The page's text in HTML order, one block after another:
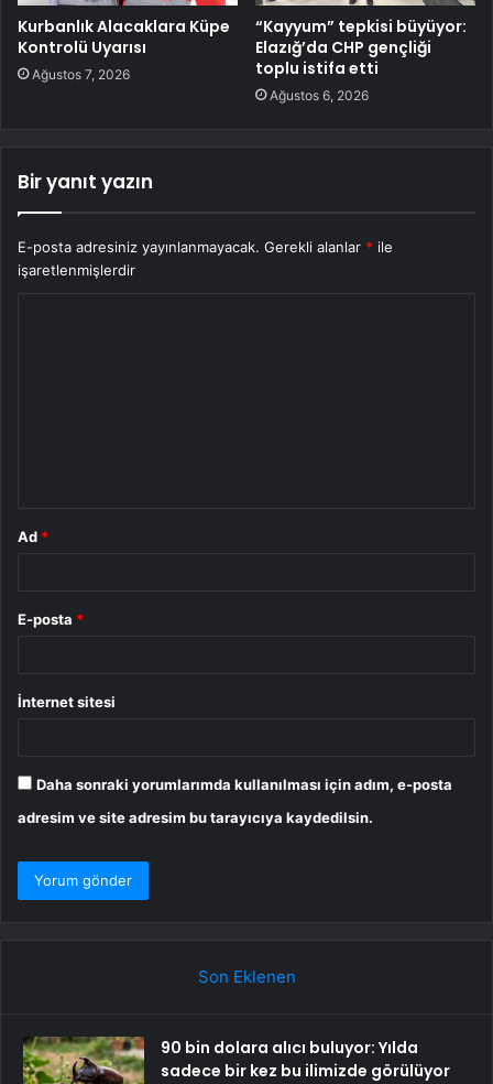
Kurbanlık Alacaklara Küpe
Kontrolü Uyarısı
Ağustos 7, 2026
“Kayyum” tepkisi büyüyor:
Elazığ’da CHP gençliği
toplu istifa etti
Ağustos 6, 2026
Bir yanıt yazın
E-posta adresiniz yayınlanmayacak. Gerekli alanlar * ile
işaretlenmişlerdir
Ad *
E-posta *
İnternet sitesi
Daha sonraki yorumlarımda kullanılması için adım, e-posta
adresim ve site adresim bu tarayıcıya kaydedilsin.
Son Eklenen
90 bin dolara alıcı buluyor: Yılda
sadece bir kez bu ilimizde görülüyor